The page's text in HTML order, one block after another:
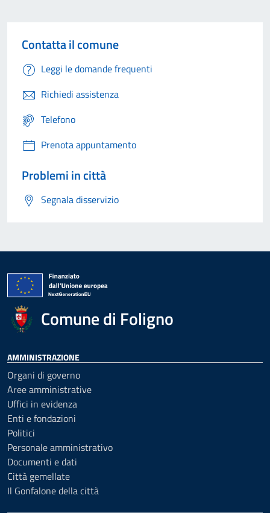
Contatta il comune
Leggi le domande frequenti
Richiedi assistenza
Telefono
Prenota appuntamento
Problemi in città
Segnala disservizio
Comune di Foligno
AMMINISTRAZIONE
Organi di governo
Aree amministrative
Uffici in evidenza
Enti e fondazioni
Politici
Personale amministrativo
Documenti e dati
Città gemellate
Il Gonfalone della città